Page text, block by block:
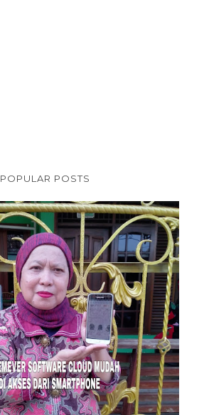
POPULAR POSTS